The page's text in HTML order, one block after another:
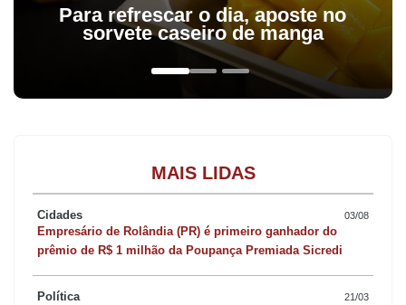
Para refrescar o dia, aposte no
sorvete caseiro de manga
MAIS LIDAS
Cidades 03/08
Empresário de Rolândia (PR) é primeiro ganhador do
prêmio de R$ 1 milhão da Poupança Premiada Sicredi
Política 21/03